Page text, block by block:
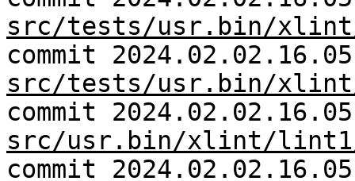
src/tests/usr.bin/
commit
src/tests/usr.bin/
commit
src/usr.bin/xlint/lint1/
commit